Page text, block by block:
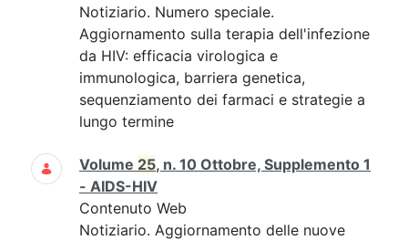
Notiziario. Numero speciale.
Aggiornamento sulla terapia dell'infezione
da HIV: efficacia virologica e
immunologica, barriera genetica,
sequenziamento dei farmaci e strategie a
lungo termine
Volume 25, n. 10 Ottobre, Supplemento 1
- AIDS-HIV
Contenuto Web
Notiziario. Aggiornamento delle nuove